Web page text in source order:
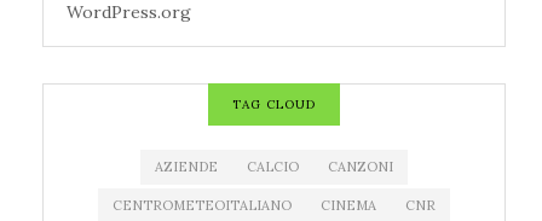
WordPress.org
TAG CLOUD
AZIENDE CALCIO CANZONI
CENTROMETEOITALIANO CINEMA CNR